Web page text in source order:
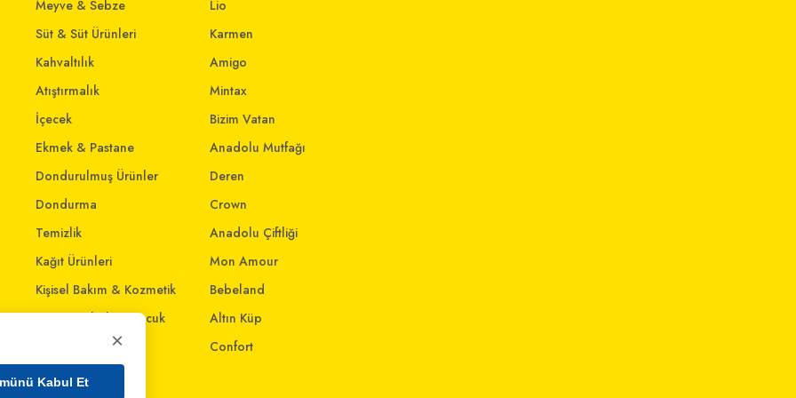
Meyve & Sebze
Süt & Süt Ürünleri
Kahvaltılık
Atıştırmalık
İçecek
Ekmek & Pastane
Dondurulmuş Ürünler
Dondurma
Temizlik
Kağıt Ürünleri
Kişisel Bakım & Kozmetik
Anne - Bebek & Çocuk
Ev & Yaşam
Lio
Karmen
Amigo
Mintax
Bizim Vatan
Anadolu Mutfağı
Deren
Crown
Anadolu Çiftliği
Mon Amour
Bebeland
Altın Küp
Confort
×
Kabul Et